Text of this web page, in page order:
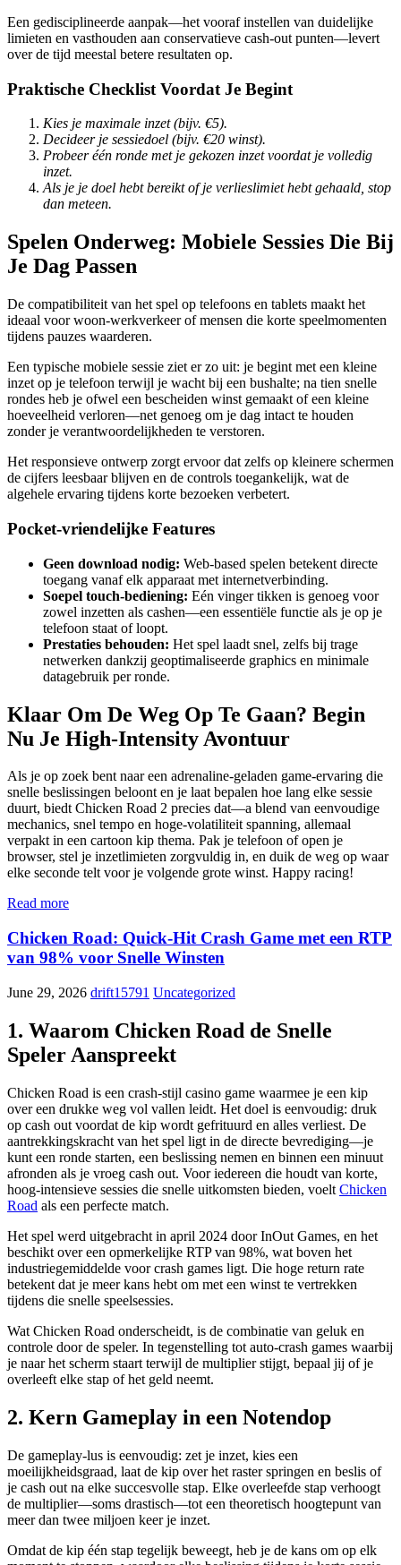
Een gedisciplineerde aanpak—het vooraf instellen van duidelijke
limieten en vasthouden aan conservatieve cash‑out punten—levert
over de tijd meestal betere resultaten op.
Praktische Checklist Voordat Je Begint
Kies je maximale inzet (bijv. €5).
Decideer je sessiedoel (bijv. €20 winst).
Probeer één ronde met je gekozen inzet voordat je volledig
inzet.
Als je je doel hebt bereikt of je verlieslimiet hebt gehaald, stop
dan meteen.
Spelen Onderweg: Mobiele Sessies Die Bij
Je Dag Passen
De compatibiliteit van het spel op telefoons en tablets maakt het
ideaal voor woon‑werkverkeer of mensen die korte speelmomenten
tijdens pauzes waarderen.
Een typische mobiele sessie ziet er zo uit: je begint met een kleine
inzet op je telefoon terwijl je wacht bij een bushalte; na tien snelle
rondes heb je ofwel een bescheiden winst gemaakt of een kleine
hoeveelheid verloren—net genoeg om je dag intact te houden
zonder je verantwoordelijkheden te verstoren.
Het responsieve ontwerp zorgt ervoor dat zelfs op kleinere schermen
de cijfers leesbaar blijven en de controls toegankelijk, wat de
algehele ervaring tijdens korte bezoeken verbetert.
Pocket‑vriendelijke Features
Geen download nodig: Web‑based spelen betekent directe
toegang vanaf elk apparaat met internetverbinding.
Soepel touch‑bediening: Eén vinger tikken is genoeg voor
zowel inzetten als cashen—een essentiële functie als je op je
telefoon staat of loopt.
Prestaties behouden: Het spel laadt snel, zelfs bij trage
netwerken dankzij geoptimaliseerde graphics en minimale
datagebruik per ronde.
Klaar Om De Weg Op Te Gaan? Begin
Nu Je High‑Intensity Avontuur
Als je op zoek bent naar een adrenaline‑geladen game-ervaring die
snelle beslissingen beloont en je laat bepalen hoe lang elke sessie
duurt, biedt Chicken Road 2 precies dat—a blend van eenvoudige
mechanics, snel tempo en hoge‑volatiliteit spanning, allemaal
verpakt in een cartoon kip thema. Pak je telefoon of open je
browser, stel je inzetlimieten zorgvuldig in, en duik de weg op waar
elke seconde telt voor je volgende grote winst. Happy racing!
Read more
Chicken Road: Quick‑Hit Crash Game met een RTP
van 98% voor Snelle Winsten
June 29, 2026 drift15791 Uncategorized
1. Waarom Chicken Road de Snelle
Speler Aanspreekt
Chicken Road is een crash‑stijl casino game waarmee je een kip
over een drukke weg vol vallen leidt. Het doel is eenvoudig: druk
op cash out voordat de kip wordt gefrituurd en alles verliest. De
aantrekkingskracht van het spel ligt in de directe bevrediging—je
kunt een ronde starten, een beslissing nemen en binnen een minuut
afronden als je vroeg cash out. Voor iedereen die houdt van korte,
hoog‑intensieve sessies die snelle uitkomsten bieden, voelt Chicken
Road als een perfecte match.
Het spel werd uitgebracht in april 2024 door InOut Games, en het
beschikt over een opmerkelijke RTP van 98%, wat boven het
industriegemiddelde voor crash games ligt. Die hoge return rate
betekent dat je meer kans hebt om met een winst te vertrekken
tijdens die snelle speelsessies.
Wat Chicken Road onderscheidt, is de combinatie van geluk en
controle door de speler. In tegenstelling tot auto‑crash games waarbij
je naar het scherm staart terwijl de multiplier stijgt, bepaal jij of je
overleeft elke stap of het geld neemt.
2. Kern Gameplay in een Notendop
De gameplay‑lus is eenvoudig: zet je inzet, kies een
moeilijkheidsgraad, laat de kip over het raster springen en beslis of
je cash out na elke succesvolle stap. Elke overleefde stap verhoogt
de multiplier—soms drastisch—tot een theoretisch hoogtepunt van
meer dan twee miljoen keer je inzet.
Omdat de kip één stap tegelijk beweegt, heb je de kans om op elk